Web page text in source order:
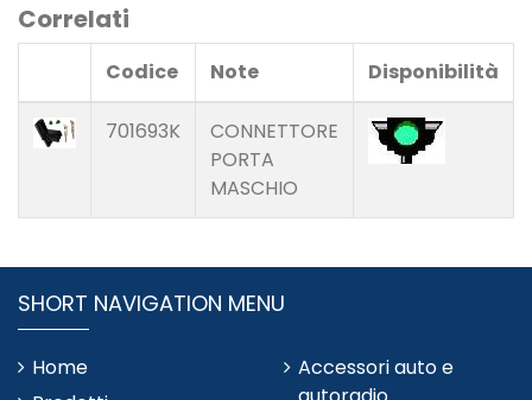
Correlati
Codice Note Disponibilità
701693K
CONNETTORE
PORTA
MASCHIO
SHORT NAVIGATION MENU
Home
Accessori auto e